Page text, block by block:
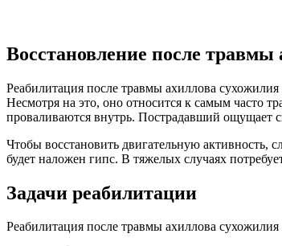
Восстановление после травмы
Реабилитация после травмы ахиллова
Несмотря на это, оно относится к самым часто
проваливаются внутрь. Пострадавший ощущает
Чтобы восстановить двигательную активность,
будет наложен гипс. В тяжелых случаях
Задачи реабилитации
Реабилитация после травмы ахиллова сухожилия